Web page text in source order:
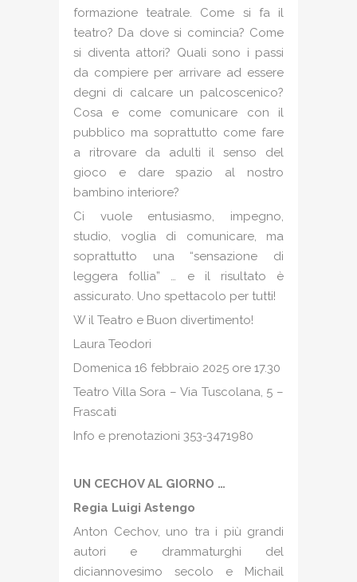
formazione teatrale. Come si fa il
teatro? Da dove si comincia? Come
si diventa attori? Quali sono i passi
da compiere per arrivare ad essere
degni di calcare un palcoscenico?
Cosa e come comunicare con il
pubblico ma soprattutto come fare
a ritrovare da adulti il senso del
gioco e dare spazio al nostro
bambino interiore?
Ci vuole entusiasmo, impegno,
studio, voglia di comunicare, ma
soprattutto una “sensazione di
leggera follia” … e il risultato è
assicurato. Uno spettacolo per tutti!
W il Teatro e Buon divertimento!
Laura Teodori
Domenica 16 febbraio 2025 ore 17.30
Teatro Villa Sora – Via Tuscolana, 5 –
Frascati
Info e prenotazioni 353-3471980
‍UN CECHOV AL GIORNO …
Regia Luigi Astengo
Anton Cechov, uno tra i più grandi
autori e drammaturghi del
diciannovesimo secolo e Michail